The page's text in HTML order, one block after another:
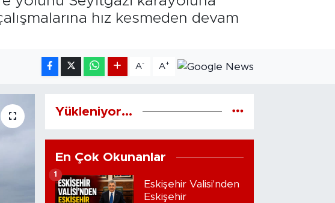
hız kesmeden devam
A- A+
Yükleniyor...
En Çok Okunanlar
Eskişehir Valisi'nden
Eskişehir
1